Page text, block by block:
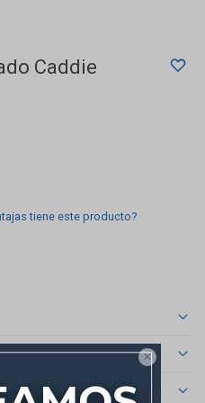

Caddie
tiene este producto?